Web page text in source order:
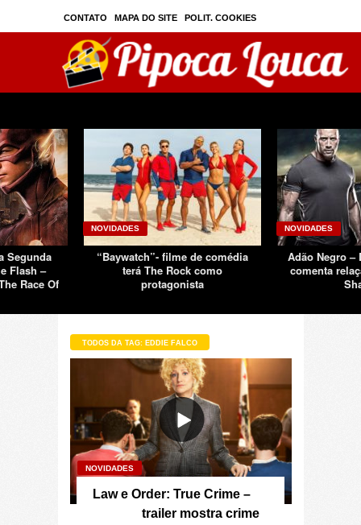
CONTATO MAPA DO SITE POLIT. COOKIES
PRIVAC./SEGURANÇA
Segunda
Flash –
Race Of
NOVIDADES
“Baywatch”- filme de comédia
terá The Rock como
protagonista
NOVIDADES
Adão Negro –
comenta
TODOS DA TAG: EDDIE FALCO
NOVIDADES
Law e Order: True Crime –
trailer mostra crime